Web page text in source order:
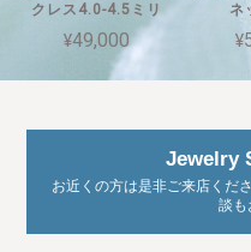
クレス4.0-4.5ミリ
¥49,000
ネ
Jewelry
お近くの方は是非ご来店くだ
談も